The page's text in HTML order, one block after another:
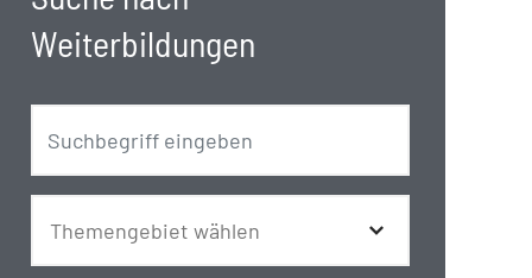
Weiterbildungen